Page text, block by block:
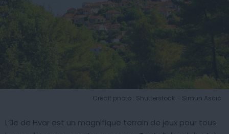
Crédit photo : Shutterstock – Simun Ascic
L’île de Hvar est un magnifique terrain de jeux pour tous